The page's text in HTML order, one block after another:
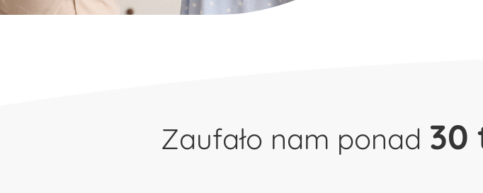
Zaufało nam ponad 30